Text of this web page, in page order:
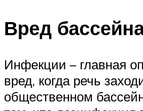
Вред
Инфекции – главная
вред, когда речь
общественном